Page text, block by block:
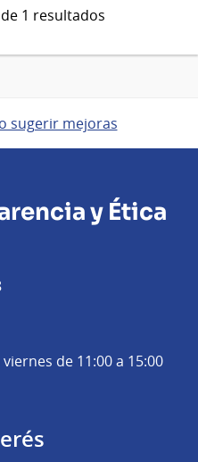
1 resultados
sugerir mejoras
y Ética
de 11:00 a 15:00